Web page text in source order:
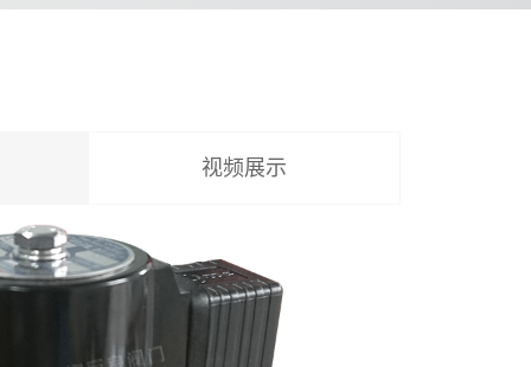
视频展示